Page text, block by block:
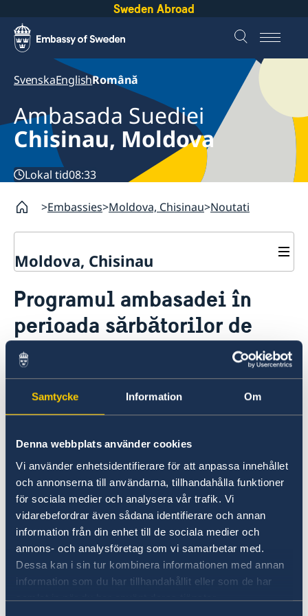
Samtycke Information Om
Denna webbplats använder cookies
Vi använder enhetsidentifierare för att anpassa innehållet
och annonserna till användarna, tillhandahålla funktioner
för sociala medier och analysera vår trafik. Vi
vidarebefordrar även sådana identifierare och annan
information från din enhet till de sociala medier och
annons- och analysföretag som vi samarbetar med.
Dessa kan i sin tur kombinera informationen med annan
information som du har tillhandahållit eller som de har
samlat in när du har använt deras tjänster.
Sweden Abroad
SvenskaEnglishRomână
Ambasada Suediei
Chisinau, Moldova
Lokal tid08:33
Embassies Moldova, Chisinau Noutati
Moldova, Chisinau
Despre noi
GDPR Data Protection Policy
Cooperare pentru dezvoltare
Parteneriatul Estic
Noutati
Programul ambasadei în
perioada sărbătorilor de
iarnă
30 dec. 2025
zile:
24 decembrie – Ajunul
Crăciunului, 25 decembrie – Crăciunul,
26 decembrie – A doua zi de Crăciun,
31 decembrie – Ajunul Anului Nou, 1
ianuarie – Anul Nou, 6 ianuarie –
Boboteaza, 7 ianuarie – Crăciunul
ortodox